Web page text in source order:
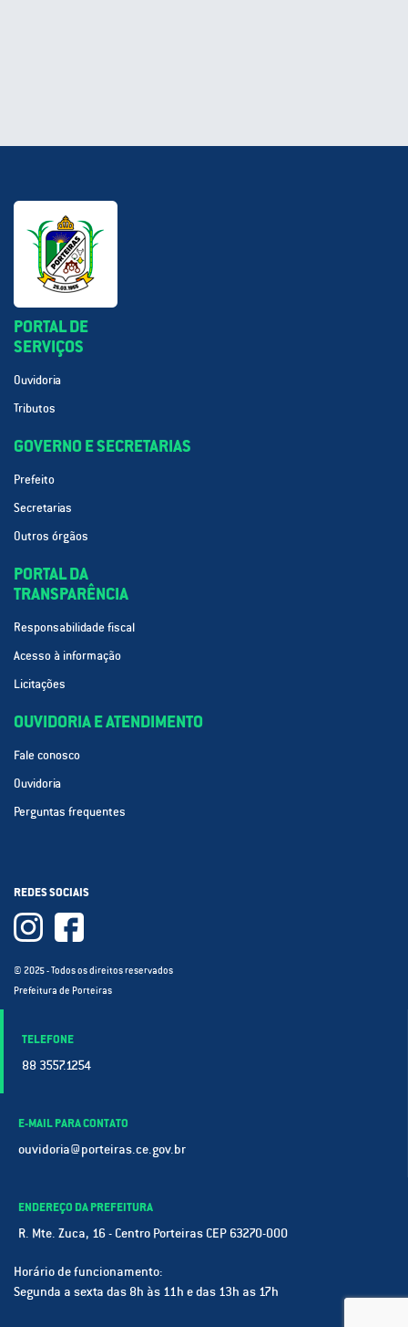
PORTAL DE
SERVIÇOS
Ouvidoria
Tributos
GOVERNO E SECRETARIAS
Prefeito
Secretarias
Outros órgãos
PORTAL DA
TRANSPARÊNCIA
Responsabilidade fiscal
Acesso à informação
Licitações
OUVIDORIA E ATENDIMENTO
Fale conosco
Ouvidoria
Perguntas frequentes
REDES SOCIAIS
© 2025 - Todos os direitos reservados
Prefeitura de Porteiras
TELEFONE
88 3557.1254
E-MAIL PARA CONTATO
ouvidoria@porteiras.ce.gov.br
ENDEREÇO DA PREFEITURA
R. Mte. Zuca, 16 - Centro Porteiras CEP 63270-000
Horário de funcionamento:
Segunda a sexta das 8h às 11h e das 13h as 17h